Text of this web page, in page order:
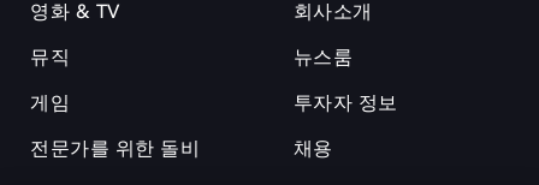
영화 & TV
뮤직
게임
전문가를 위한 돌비
회사소개
뉴스룸
투자자 정보
채용